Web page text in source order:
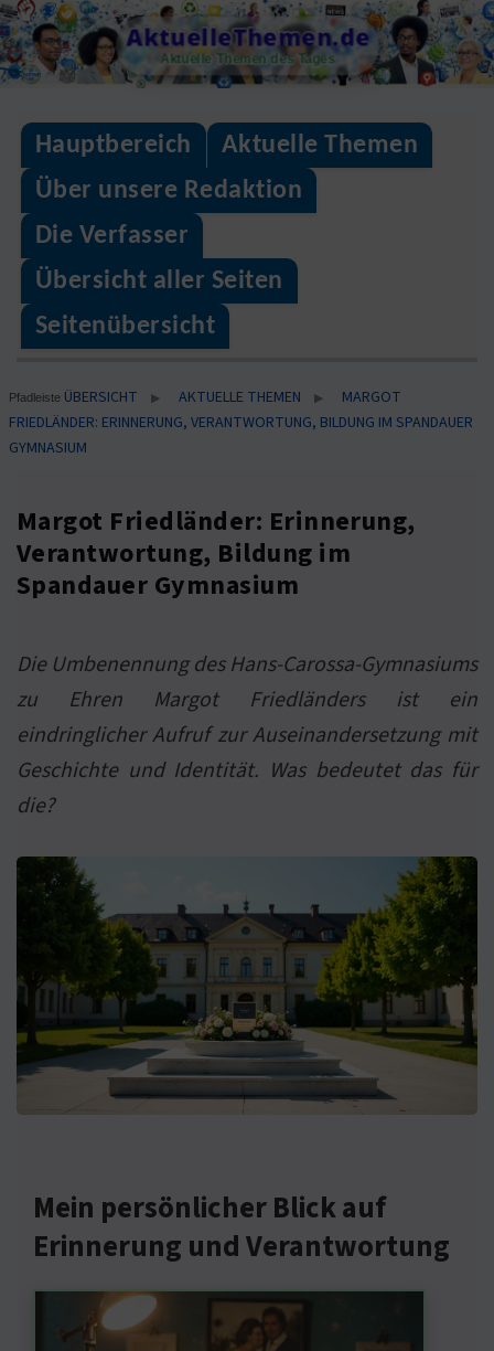
Skip
to
content
AktuelleThemen.de
Aktuelle Themen des Tages
Hauptbereich
Aktuelle Themen
Über unsere Redaktion
Die Verfasser
Übersicht aller Seiten
Seitenübersicht
Pfadleiste ÜBERSICHT ▶ AKTUELLE THEMEN ▶
MARGOT
FRIEDLÄNDER: ERINNERUNG, VERANTWORTUNG, BILDUNG IM SPANDAUER
GYMNASIUM
Margot Friedländer: Erinnerung,
Verantwortung, Bildung im
Spandauer Gymnasium
Die Umbenennung des Hans-Carossa-Gymnasiums
zu Ehren Margot Friedländers ist ein
eindringlicher Aufruf zur Auseinandersetzung mit
Geschichte und Identität. Was bedeutet das für
die?
Mein persönlicher Blick auf
Erinnerung und Verantwortung